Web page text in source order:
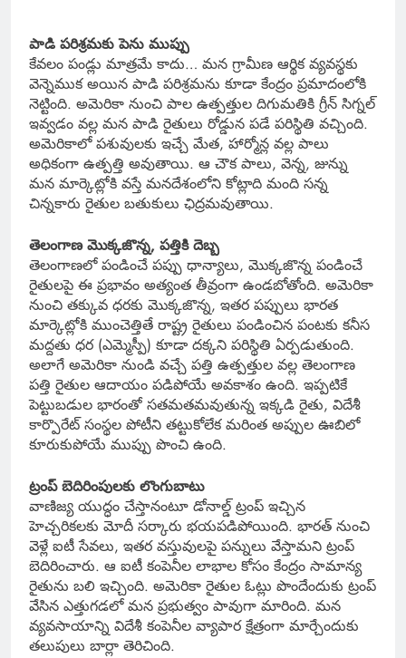
పాడి పరిశ్రమకు పెను ముప్పు
కేవలం పండ్లు మాత్రమే కాదు… మన గ్రామీణ ఆర్థిక వ్యవస్థకు
వెన్నెముక అయిన పాడి పరిశ్రమను కూడా కేంద్రం ప్రమాదంలోకి
నెట్టింది. అమెరికా నుంచి పాల ఉత్పత్తుల దిగుమతికి గ్రీన్ సిగ్నల్
ఇవ్వడం వల్ల మన పాడి రైతులు రోడ్డున పడే పరిస్థితి వచ్చింది.
అమెరికాలో పశువులకు ఇచ్చే మేత, హార్మోన్ల వల్ల పాలు
అధికంగా ఉత్పత్తి అవుతాయి. ఆ చౌక పాలు, వెన్న, జున్ను
మన మార్కెట్లోకి వస్తే మనదేశంలోని కోట్లాది మంది సన్న
చిన్నకారు రైతుల బతుకులు ఛిద్రమవుతాయి.
తెలంగాణ మొక్కజొన్న, పత్తికి దెబ్బ
తెలంగాణలో పండించే పప్పు ధాన్యాలు, మొక్కజొన్న పండించే
రైతులపై ఈ ప్రభావం అత్యంత తీవ్రంగా ఉండబోతోంది. అమెరికా
నుంచి తక్కువ ధరకు మొక్కజొన్న, ఇతర పప్పులు భారత
మార్కెట్లోకి ముంచెత్తితే రాష్ట్ర రైతులు పండించిన పంటకు కనీస
మద్దతు ధర (ఎమ్మెస్పీ) కూడా దక్కని పరిస్థితి ఏర్పడుతుంది.
అలాగే అమెరికా నుండి వచ్చే పత్తి ఉత్పత్తుల వల్ల తెలంగాణ
పత్తి రైతుల ఆదాయం పడిపోయే అవకాశం ఉంది. ఇప్పటికే
పెట్టుబడుల భారంతో సతమతమవుతున్న ఇక్కడి రైతు, విదేశీ
కార్పొరేట్ సంస్థల పోటీని తట్టుకోలేక మరింత అప్పుల ఊబిలో
కూరుకుపోయే ముప్పు పొంచి ఉంది.
ట్రంప్ బెదిరింపులకు లొంగుబాటు
వాణిజ్య యుద్ధం చేస్తానంటూ డోనాల్డ్ ట్రంప్ ఇచ్చిన
హెచ్చరికలకు మోదీ సర్కారు భయపడిపోయింది. భారత్ నుంచి
వెళ్లే ఐటీ సేవలు, ఇతర వస్తువులపై పన్నులు వేస్తామని ట్రంప్
బెదిరించారు. ఆ ఐటీ కంపెనీల లాభాల కోసం కేంద్రం సామాన్య
రైతును బలి ఇచ్చింది. అమెరికా రైతుల ఓట్లు పొందేందుకు ట్రంప్
వేసిన ఎత్తుగడలో మన ప్రభుత్వం పావుగా మారింది. మన
వ్యవసాయాన్ని విదేశీ కంపెనీల వ్యాపార క్షేత్రంగా మార్చేందుకు
తలుపులు బార్లా తెరిచింది.